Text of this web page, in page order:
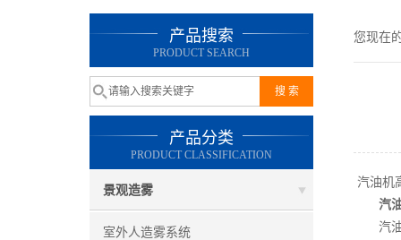
产品搜索
PRODUCT SEARCH
产品分类
PRODUCT CLASSIFICATION
景观造雾
室外人造雾系统
您现在
汽油机
汽
汽油